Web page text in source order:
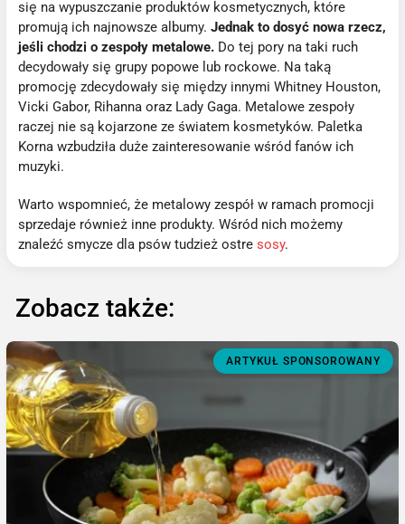
się na wypuszczanie produktów kosmetycznych, które
promują ich najnowsze albumy.Jednak to dosyć nowa rzecz,
jeśli chodzi o zespoły metalowe. Do tej pory na taki ruch
decydowały się grupy popowe lub rockowe. Na taką
promocję zdecydowały się między innymi Whitney Houston,
Vicki Gabor, Rihanna oraz Lady Gaga. Metalowe zespoły
raczej nie są kojarzone ze światem kosmetyków. Paletka
Korna wzbudziła duże zainteresowanie wśród fanów ich
muzyki.
Warto wspomnieć, że metalowy zespół w ramach promocji
sprzedaje również inne produkty. Wśród nich możemy
znaleźć smycze dla psów tudzież ostresosy.
Zobacz także:
ARTYKUŁ SPONSOROWANY